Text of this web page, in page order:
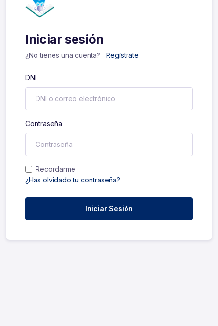
Iniciar sesión
¿No tienes una cuenta? Regístrate
DNI
Contraseña
Recordarme
¿Has olvidado tu contraseña?
Iniciar Sesión